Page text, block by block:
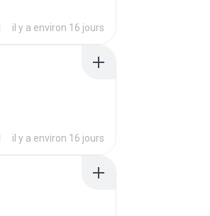
il y a environ 16 jours
il y a environ 16 jours